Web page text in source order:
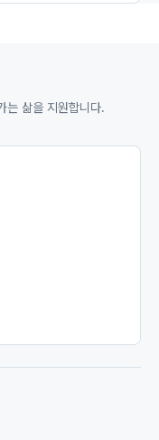
는 삶을 지원합니다.